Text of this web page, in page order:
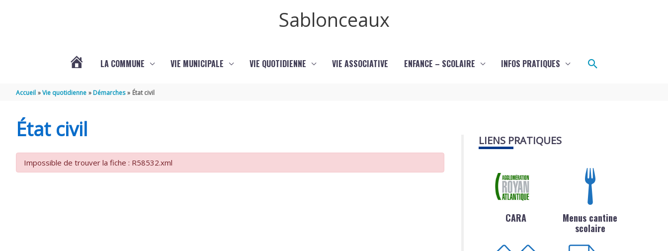
Sablonceaux
LA COMMUNE VIE MUNICIPALE VIE QUOTIDIENNE VIE ASSOCIATIVE ENFANCE – SCOLAIRE INFOS PRATIQUES Rechercher
Accueil Vie quotidienne Démarches État civil
État civil
Impossible de trouver la fiche : R58532.xml
LIENS PRATIQUES
CARA
Menus cantine
scolaire